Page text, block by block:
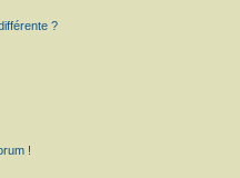
?
!